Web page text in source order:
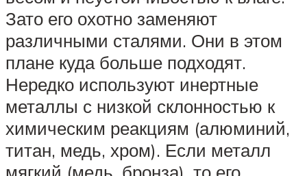
Зато его охотно заменяют
различными сталями. Они в этом
плане куда больше подходят.
Нередко используют инертные
металлы с низкой склонностью к
химическим реакциям (алюминий,
титан, медь, хром). Если металл